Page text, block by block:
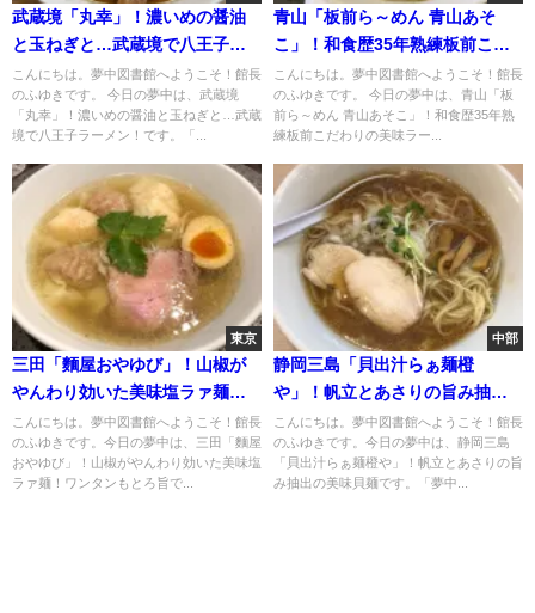
武蔵境「丸幸」！濃いめの醤油
と玉ねぎと…武蔵境で八王子ラ
ーメン！
こんにちは。夢中図書館へようこそ！館長
のふゆきです。 今日の夢中は、武蔵境
「丸幸」！濃いめの醤油と玉ねぎと…武蔵
境で八王子ラーメン！です。「...
青山「板前ら～めん 青山あそ
こ」！和食歴35年熟練板前こだ
わりの美味ラーメン
こんにちは。夢中図書館へようこそ！館長
のふゆきです。 今日の夢中は、青山「板
前ら～めん 青山あそこ」！和食歴35年熟
練板前こだわりの美味ラー...
東京
三田「麵屋おやゆび」！山椒が
やんわり効いた美味塩ラァ麺！
ワンタンもとろ旨
こんにちは。夢中図書館へようこそ！館長
のふゆきです。今日の夢中は、三田「麵屋
おやゆび」！山椒がやんわり効いた美味塩
ラァ麺！ワンタンもとろ旨で...
中部
静岡三島「貝出汁らぁ麺橙
や」！帆立とあさりの旨み抽出
の美味貝麺
こんにちは。夢中図書館へようこそ！館長
のふゆきです。今日の夢中は、静岡三島
「貝出汁らぁ麺橙や」！帆立とあさりの旨
み抽出の美味貝麺です。「夢中...